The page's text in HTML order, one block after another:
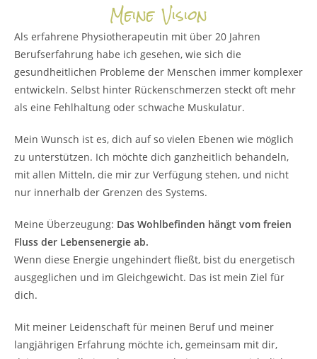
Meine Vision
Als erfahrene Physiotherapeutin mit über 20 Jahren
Berufserfahrung habe ich gesehen, wie sich die
gesundheitlichen Probleme der Menschen immer komplexer
entwickeln. Selbst hinter Rückenschmerzen steckt oft mehr
als eine Fehlhaltung oder schwache Muskulatur.
Mein Wunsch ist es, dich auf so vielen Ebenen wie möglich
zu unterstützen. Ich möchte dich ganzheitlich behandeln,
mit allen Mitteln, die mir zur Verfügung stehen, und nicht
nur innerhalb der Grenzen des Systems.
Meine Überzeugung: Das Wohlbefinden hängt vom freien
Fluss der Lebensenergie ab.
Wenn diese Energie ungehindert fließt, bist du energetisch
ausgeglichen und im Gleichgewicht. Das ist mein Ziel für
dich.
Mit meiner Leidenschaft für meinen Beruf und meiner
langjährigen Erfahrung möchte ich, gemeinsam mit dir,